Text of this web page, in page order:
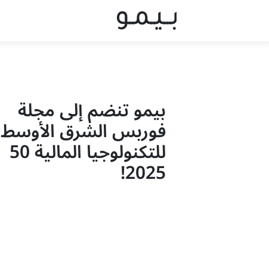
بيمو تنضم إلى مجلة
فوربس الشرق الأوسط
للتكنولوجيا المالية 50
2025!